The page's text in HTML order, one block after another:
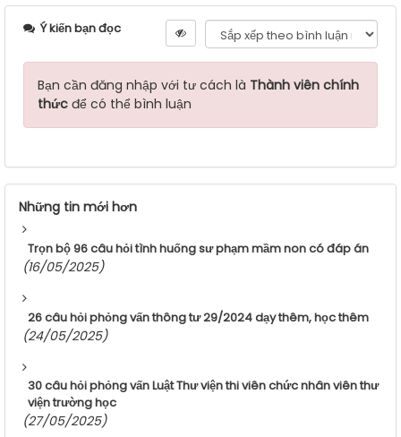
Ý kiến bạn đọc
Bạn cần đăng nhập với tư cách là Thành viên chính
thức để có thể bình luận
Những tin mới hơn
Trọn bộ 96 câu hỏi tình huống sư phạm mầm non có đáp án
(16/05/2025)
26 câu hỏi phỏng vấn thông tư 29/2024 dạy thêm, học thêm
(24/05/2025)
30 câu hỏi phỏng vấn Luật Thư viện thi viên chức nhân viên thư
viện trường học
(27/05/2025)